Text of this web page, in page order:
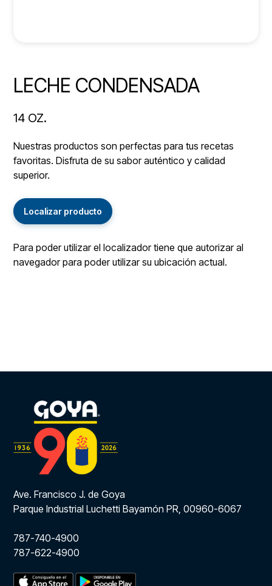
LECHE CONDENSADA
14 OZ.
Nuestras productos son perfectas para tus recetas
favoritas. Disfruta de su sabor auténtico y calidad
superior.
Localizar producto
Para poder utilizar el localizador tiene que autorizar al
navegador para poder utilizar su ubicación actual.
Ave. Francisco J. de Goya
Parque Industrial Luchetti Bayamón PR, 00960-6067
787-740-4900
787-622-4900